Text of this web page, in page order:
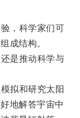
，科学家们可
成结构。
是推动科学与
拟和研究太阳
地解答宇宙中